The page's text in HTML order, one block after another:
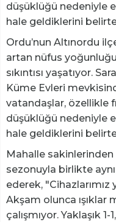
düşüklüğü nedeniyle
hale geldiklerini
Ordu’nun Altınordu
artan nüfus
sıkıntısı yaşatıyor.
Küme Evleri
vatandaşlar, özellikle
düşüklüğü nedeniyle
hale geldiklerini
Mahalle sakinlerinden
sezonuyla birlikte
ederek,
Akşam olunca ışıklar
çalışmıyor. Yaklaşık